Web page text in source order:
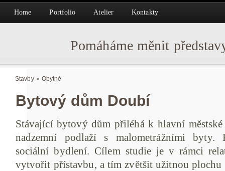
Home Portfolio Atelier Kontakty
Pomáháme měnit
Stavby» Obytné
Bytový dům Doubí
Stávající bytový dům přiléhá k hlavní
nadzemní podlaží s malometrážními
sociální bydlení. Cílem studie je v rámci
vytvořit přístavbu, a tím zvětšit užitnou plochu